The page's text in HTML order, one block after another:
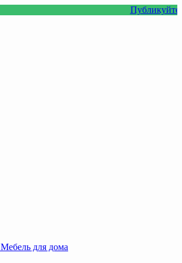
Публикуйте фото
Мебель для дома